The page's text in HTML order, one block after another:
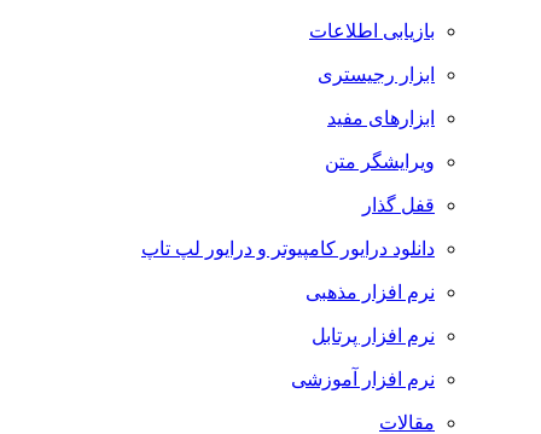
بازیابی اطلاعات
ابزار رجیستری
ابزارهای مفید
ویرایشگر متن
قفل گذار
دانلود درایور کامپیوتر و درایور لپ تاپ
نرم افزار مذهبی
نرم افزار پرتابل
نرم افزار آموزشی
مقالات